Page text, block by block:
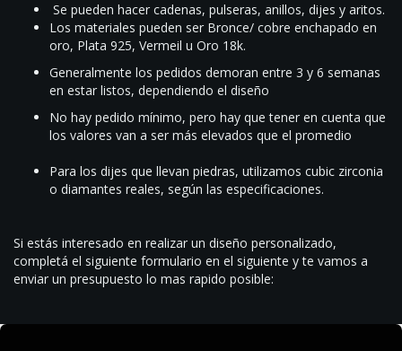
Se pueden hacer cadenas, pulseras, anillos, dijes y aritos.
Los materiales pueden ser Bronce/ cobre enchapado en
oro, Plata 925, Vermeil u Oro 18k.
Generalmente los pedidos demoran entre 3 y 6 semanas
en estar listos, dependiendo el diseño
No hay pedido mínimo, pero hay que tener en cuenta que
los valores van a ser más elevados que el promedio
Para los dijes que llevan piedras, utilizamos cubic zirconia
o diamantes reales, según las especificaciones.
Si estás interesado en realizar un diseño personalizado,
completá el siguiente formulario en el siguiente y te vamos a
enviar un presupuesto lo mas rapido posible: